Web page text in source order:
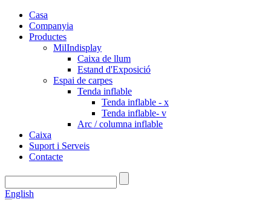
Casa
Companyia
Productes
MilIndisplay
Caixa de llum
Estand d'Exposició
Espai de carpes
Tenda inflable
Tenda inflable - x
Tenda inflable- v
Arc / columna inflable
Caixa
Suport i Serveis
Contacte
English